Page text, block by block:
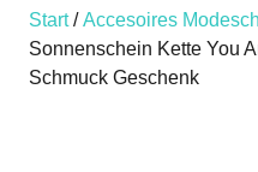
Start/Accesoires
Sonnenschein Kette You
Schmuck Geschenk